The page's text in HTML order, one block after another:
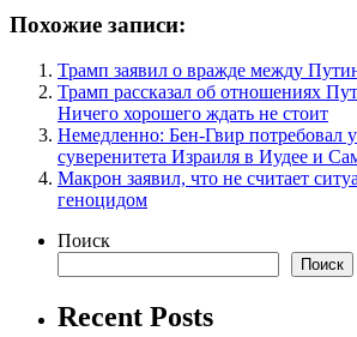
Похожие записи:
Трамп заявил о вражде между
Трамп рассказал об отношениях
Ничего хорошего ждать не стоит
Немедленно: Бен-Гвир потребовал
суверенитета Израиля в Иудее и
Макрон заявил, что не считает
геноцидом
Поиск
Поиск
Recent Posts